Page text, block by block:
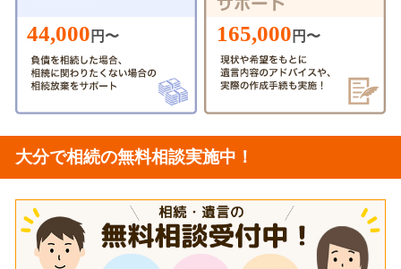
44,000 円〜 165,000 円〜
大分で相続の無料相談実施中！